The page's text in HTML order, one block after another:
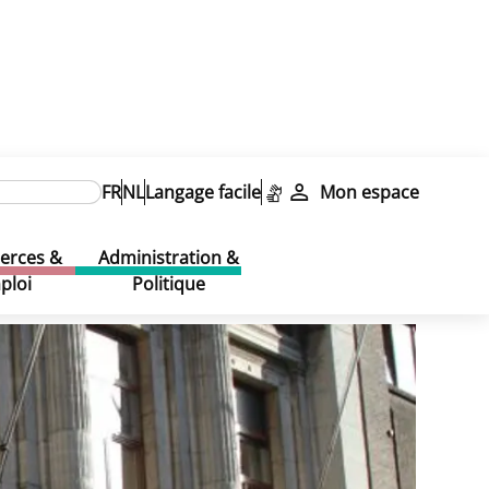
FRNLLangage facile Mon espace
&
Administration &
Politique